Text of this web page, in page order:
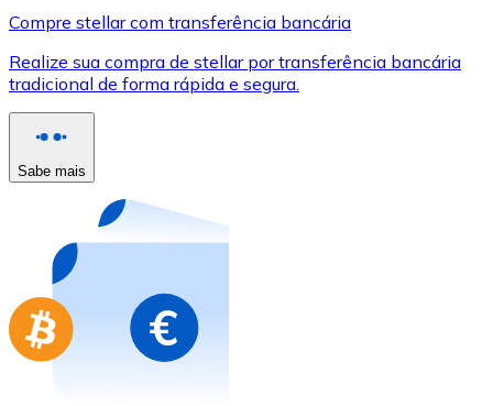
Use cartões Visa e Mastercard para comprar
Comprar com cartão
Compre cartões-presente das suas marcas favoritas
Ir para a loja de cartões-presente
Compre stellar com transferência bancária
Realize sua compra de stellar por transferência bancária
tradicional de forma rápida e segura.
Sabe mais